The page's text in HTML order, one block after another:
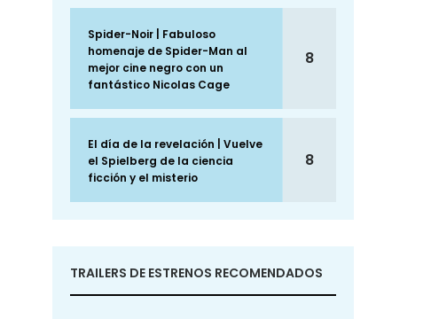
Spider-Noir | Fabuloso
homenaje de Spider-Man al
mejor cine negro con un
fantástico Nicolas Cage
8
El día de la revelación | Vuelve
el Spielberg de la ciencia
ficción y el misterio
8
TRAILERS DE ESTRENOS RECOMENDADOS